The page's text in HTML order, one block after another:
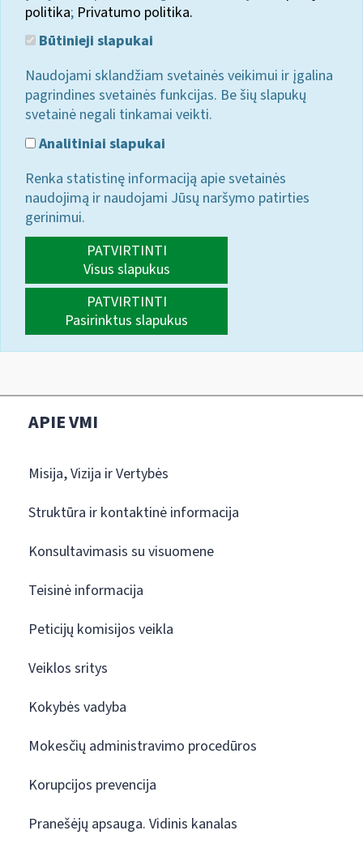
politika; Privatumo politika.
Būtinieji slapukai
Naudojami sklandžiam svetainės veikimui ir įgalina
pagrindines svetainės funkcijas. Be šių slapukų
svetainė negali tinkamai veikti.
Analitiniai slapukai
Renka statistinę informaciją apie svetainės
naudojimą ir naudojami Jūsų naršymo patirties
gerinimui.
PATVIRTINTI
Visus slapukus
PATVIRTINTI
Pasirinktus slapukus
APIE VMI
Misija, Vizija ir Vertybės
Struktūra ir kontaktinė informacija
Konsultavimasis su visuomene
Teisinė informacija
Peticijų komisijos veikla
Veiklos sritys
Kokybės vadyba
Mokesčių administravimo procedūros
Korupcijos prevencija
Pranešėjų apsauga. Vidinis kanalas